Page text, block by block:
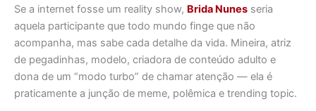
Se a internet fosse um reality show, Brida Nunes seria
aquela participante que todo mundo finge que não
acompanha, mas sabe cada detalhe da vida. Mineira, atriz
de pegadinhas, modelo, criadora de conteúdo adulto e
dona de um “modo turbo” de chamar atenção — ela é
praticamente a junção de meme, polêmica e trending topic.